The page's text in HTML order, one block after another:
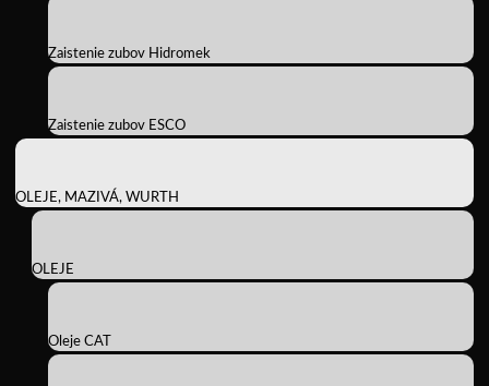
Zaistenie zubov Hidromek
Zaistenie zubov ESCO
OLEJE, MAZIVÁ, WURTH
OLEJE
Oleje CAT